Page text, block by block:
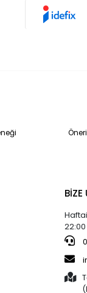
BİZE